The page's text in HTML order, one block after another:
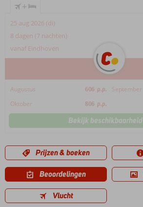
+
25 aug 2026 (di)
8 dagen (7 nachten)
vanaf Eindhoven
Augustus 606 p.p. September
Oktober
806 p.p.
Bekijk beschikbaarheid
Prijzen & boeken
Beoordelingen
Vlucht